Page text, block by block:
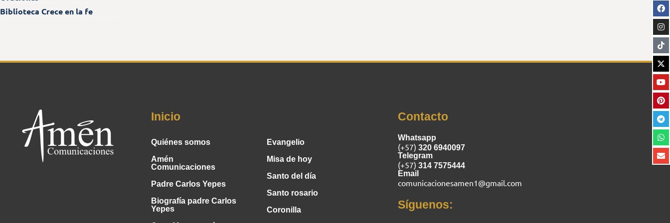
Biblioteca Crece en la fe
Inicio
Quiénes somos
Amén
Comunicaciones
Padre Carlos Yepes
Biografía padre Carlos
Yepes
Evangelio
Misa de hoy
Santo del día
Santo rosario
Coronilla
Contacto
Whatsapp
(+57)320 6940097
Telegram
(+57)314 7575444
Email
comunicacionesamen1@gmail.com
Síguenos: